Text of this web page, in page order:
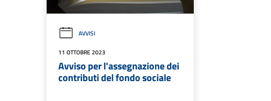
AVVISI
11 OTTOBRE 2023
Avviso per l'assegnazione dei
contributi del fondo sociale